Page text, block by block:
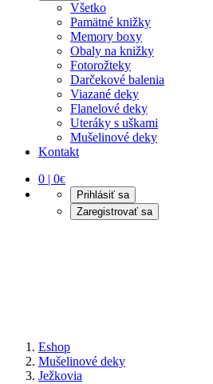
Všetko
Pamätné knižky
Memory boxy
Obaly na knižky
Fotorožteky
Darčekové balenia
Viazané deky
Flanelové deky
Uteráky s uškami
Mušelinové deky
Kontakt
0 | 0€
Prihlásiť sa
Zaregistrovať sa
Eshop
Mušelinové deky
Ježkovia